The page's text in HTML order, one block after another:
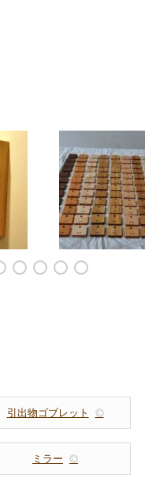
ウォールナット チェリ
引出物ゴブレット
ミラー